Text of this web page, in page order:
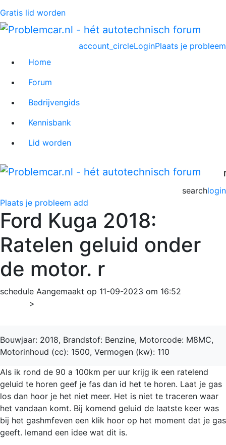
Gratis lid worden
Plaats je probleem
account_circleLogin
Home
Forum
Bedrijvengids
Kennisbank
Lid worden
login
search
Plaats je probleem add
Ford Kuga 2018:
Ratelen geluid onder
de motor. r
schedule Aangemaakt op 11-09-2023 om 16:52
>
Bouwjaar: 2018, Brandstof: Benzine, Motorcode: M8MC,
Motorinhoud (cc): 1500, Vermogen (kw): 110
Als ik rond de 90 a 100km per uur krijg ik een ratelend
geluid te horen geef je fas dan id het te horen. Laat je gas
los dan hoor je het niet meer. Het is niet te traceren waar
het vandaan komt. Bij komend geluid de laatste keer was
bij het gashmfeven een klik hoor op het moment dat je gas
geeft. Iemand een idee wat dit is.